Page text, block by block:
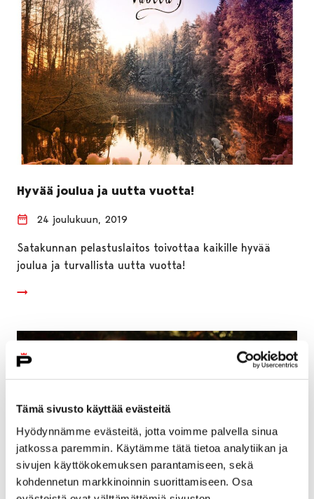
Tämä sivusto käyttää evästeitä
Hyödynnämme evästeitä, jotta voimme palvella sinua
jatkossa paremmin. Käytämme tätä tietoa analytiikan ja
sivujen käyttökokemuksen parantamiseen, sekä
kohdennetun markkinoinnin suorittamiseen. Osa
Hyvää joulua ja uutta vuotta!
24 joulukuun, 2019
Satakunnan pelastuslaitos toivottaa kaikille hyvää
joulua ja turvallista uutta vuotta!